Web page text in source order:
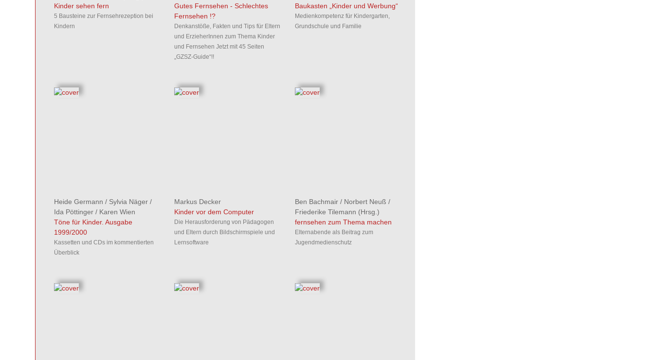
Kinder sehen fern
5 Bausteine zur Fernsehrezeption bei
Kindern
Gutes Fernsehen - Schlechtes
Fernsehen !?
Denkanstöße, Fakten und Tips für Eltern
und ErzieherInnen zum Thema Kinder
und Fernsehen Jetzt mit 45 Seiten
„GZSZ-Guide“!!
Baukasten „Kinder und Werbung“
Medienkompetenz für Kindergarten,
Grundschule und Familie
Heide Germann / Sylvia Näger/
Ida Pöttinger/ Karen Wien
Töne für Kinder. Ausgabe
1999/2000
Kassetten und CDs im kommentierten
Überblick
Markus Decker
Kinder vor dem Computer
Die Herausforderung von Pädagogen
und Eltern durch Bildschirmspiele und
Lernsoftware
Ben Bachmair/ Norbert Neuß /
Friederike Tilemann (Hrsg.)
fernsehen zum Thema machen
Elternabende als Beitrag zum
Jugendmedienschutz